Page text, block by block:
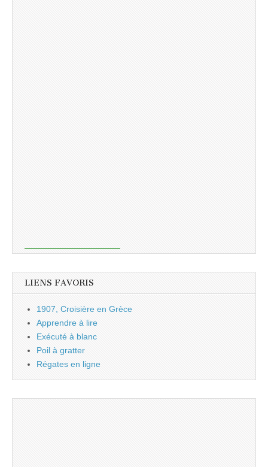
LIENS FAVORIS
1907, Croisière en Grèce
Apprendre à lire
Exécuté à blanc
Poil à gratter
Régates en ligne